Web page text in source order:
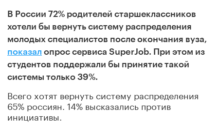
В России 72% родителей старшеклассников
хотели бы вернуть систему распределения
молодых специалистов после окончания вуза,
показал опрос сервиса SuperJob. При этом из
студентов поддержали бы принятие такой
системы только 39%.
Всего хотят вернуть систему распределения
65% россиян. 14% высказались против
инициативы.